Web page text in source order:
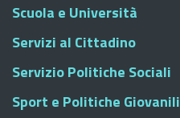
Scuola e Università
Servizi al Cittadino
Servizio Politiche Sociali
Sport e Politiche Giovanili